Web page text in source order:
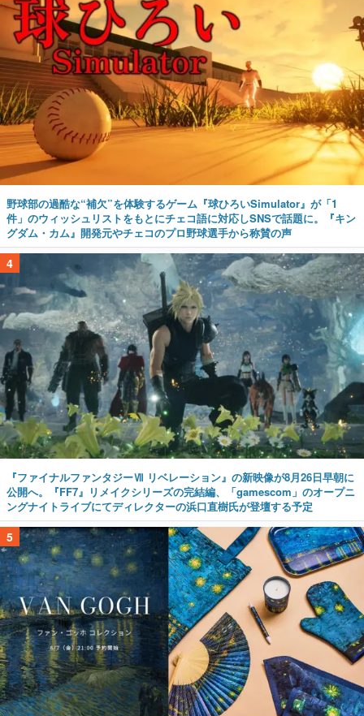
野球部の過酷な“補欠”を体験するゲーム『球ひろいSimulator』が「1
件」のウィッシュリストをもとにチェコ語に対応しSNSで話題に。『キン
グダム・カム』開発元やチェコのプロ野球選手から称賛の声
4
『ファイナルファンタジーⅦ リベレーション』の新映像が8月26日早朝に
公開へ。『FF7』リメイクシリーズの完結編、「gamescom」のオープニ
ングナイトライブにてディレクターの浜口直樹氏が登壇する予定
5